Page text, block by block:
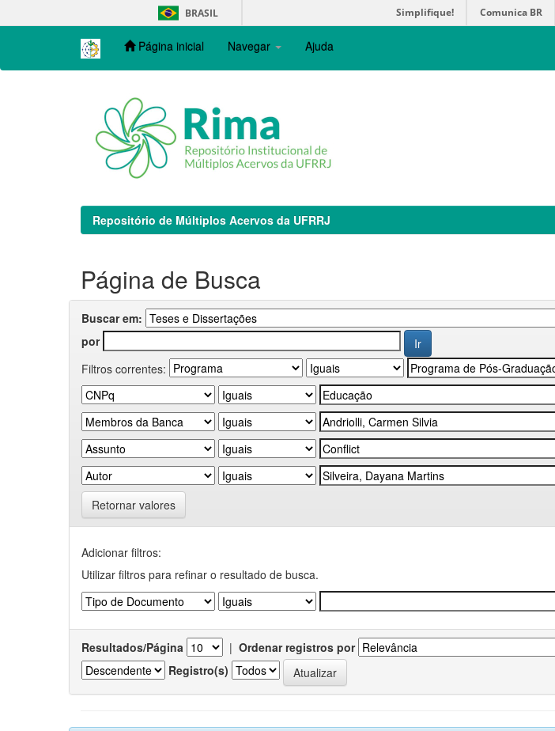
navigation
BRASIL Simplifique! Comunica BR
Página inicial Navegar Ajuda
Repositório de Múltiplos Acervos da UFRRJ
Página de Busca
Buscar em:
por
Filtros correntes:
Retornar valores
Adicionar filtros:
Utilizar filtros para refinar o resultado de busca.
Resultados/Página | Ordenar registros por
Registro(s)